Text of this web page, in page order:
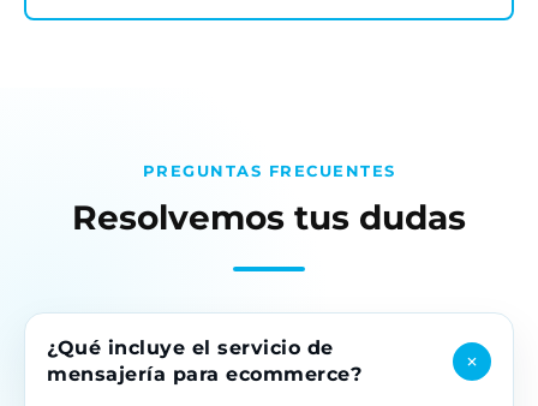
PREGUNTAS FRECUENTES
Resolvemos tus dudas
¿Qué incluye el servicio de
mensajería para ecommerce?
+